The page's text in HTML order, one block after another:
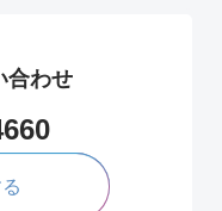
合わせ